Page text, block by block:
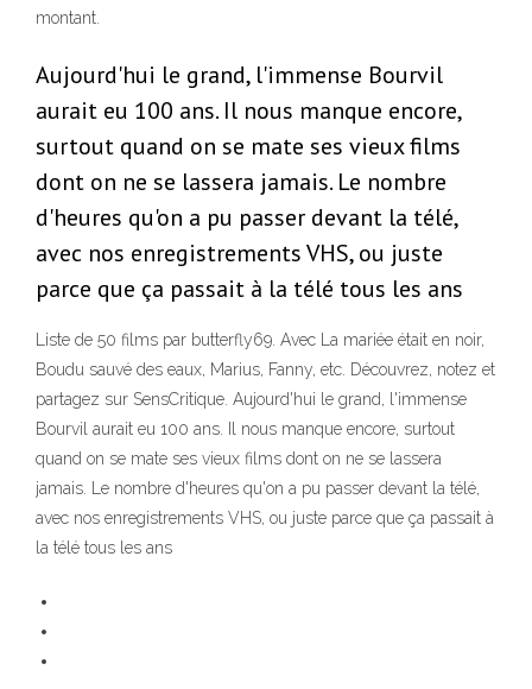
montant.
Aujourd'hui le grand, l'immense Bourvil
aurait eu 100 ans. Il nous manque encore,
surtout quand on se mate ses vieux films
dont on ne se lassera jamais. Le nombre
d'heures qu'on a pu passer devant la télé,
avec nos enregistrements VHS, ou juste
parce que ça passait à la télé tous les ans
Liste de 50 films par butterfly69. Avec La mariée était en noir,
Boudu sauvé des eaux, Marius, Fanny, etc. Découvrez, notez et
partagez sur SensCritique. Aujourd'hui le grand, l'immense
Bourvil aurait eu 100 ans. Il nous manque encore, surtout
quand on se mate ses vieux films dont on ne se lassera
jamais. Le nombre d'heures qu'on a pu passer devant la télé,
avec nos enregistrements VHS, ou juste parce que ça passait à
la télé tous les ans